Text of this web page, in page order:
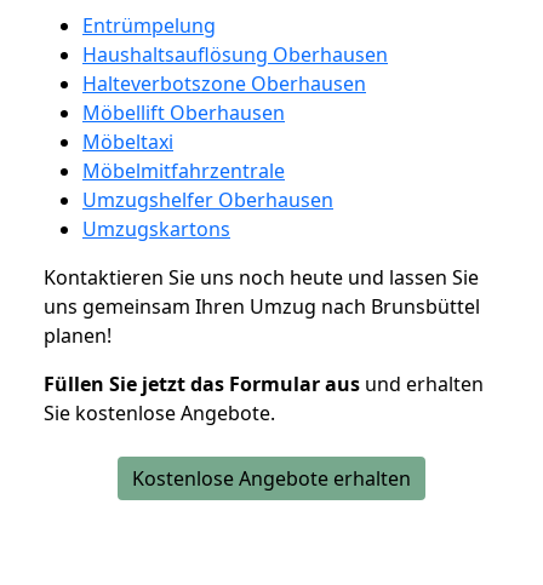
Entrümpelung
Haushaltsauflösung Oberhausen
Halteverbotszone Oberhausen
Möbellift Oberhausen
Möbeltaxi
Möbelmitfahrzentrale
Umzugshelfer Oberhausen
Umzugskartons
Kontaktieren Sie uns noch heute und lassen Sie
uns gemeinsam Ihren Umzug nach Brunsbüttel
planen!
Füllen Sie jetzt das Formular aus und erhalten
Sie kostenlose Angebote.
Kostenlose Angebote erhalten